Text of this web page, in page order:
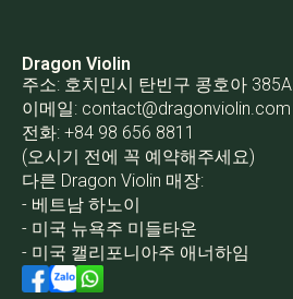
Dragon Violin
주소: 호치민시 탄빈구 콩호아 385A
이메일: contact@dragonviolin.com
전화: +84 98 656 8811
(오시기 전에 꼭 예약해주세요)
다른 Dragon Violin 매장:
- 베트남 하노이
- 미국 뉴욕주 미들타운
- 미국 캘리포니아주 애너하임